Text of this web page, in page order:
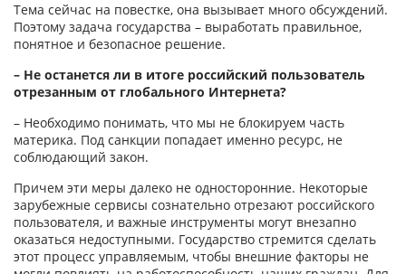
Тема сейчас на повестке, она вызывает много обсуждений.
Поэтому задача государства – выработать правильное,
понятное и безопасное решение.
– Не останется ли в итоге российский пользователь
отрезанным от глобального Интернета?
– Необходимо понимать, что мы не блокируем часть
материка. Под санкции попадает именно ресурс, не
соблюдающий закон.
Причем эти меры далеко не односторонние. Некоторые
зарубежные сервисы сознательно отрезают российского
пользователя, и важные инструменты могут внезапно
оказаться недоступными. Государство стремится сделать
этот процесс управляемым, чтобы внешние факторы не